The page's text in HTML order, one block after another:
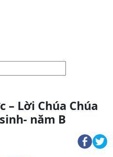
– Lời Chúa Chúa
năm B